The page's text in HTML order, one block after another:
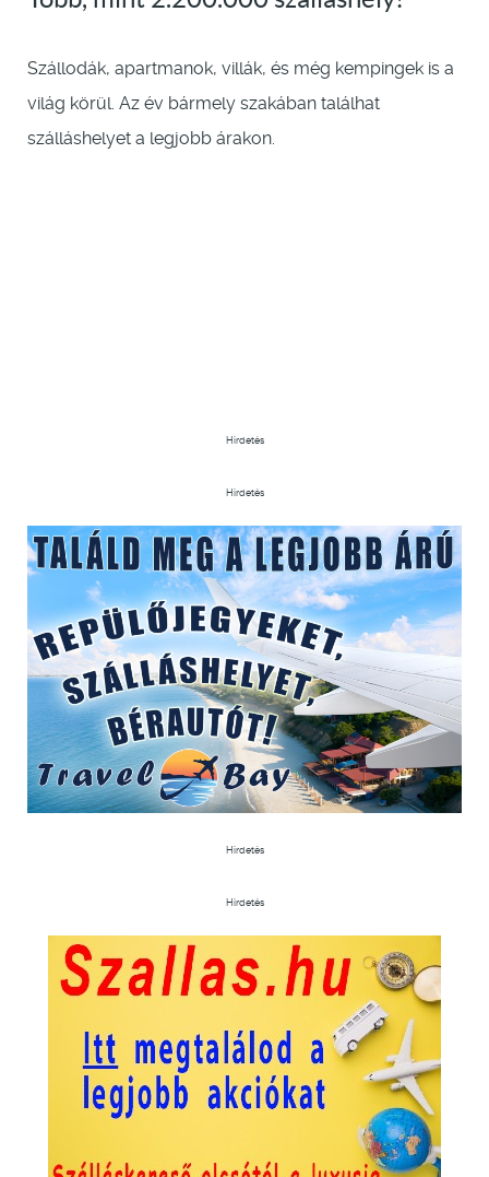
Szállodák, apartmanok, villák, és még kempingek is a
világ körül. Az év bármely szakában találhat
szálláshelyet a legjobb árakon.
Hirdetés
Hirdetés
Hirdetés
Hirdetés